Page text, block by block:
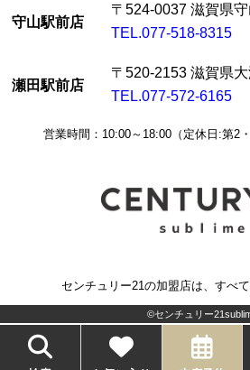
守山駅前店
〒524-0037 滋賀県
TEL.077-518-8315
瀬田駅前店
〒520-2153 滋賀県
TEL.077-572-6165
営業時間：10:00～18:00（定休日:第2
センチュリー21の加盟店は、すべて
©センチュリー